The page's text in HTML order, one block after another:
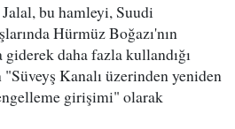
bu hamleyi, Suudi
Hürmüz Boğazı'nın
giderek daha fazla kullandığı
Kanalı üzerinden yeniden
girişimi" olarak